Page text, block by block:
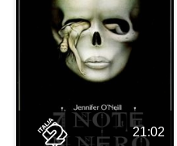
21:02